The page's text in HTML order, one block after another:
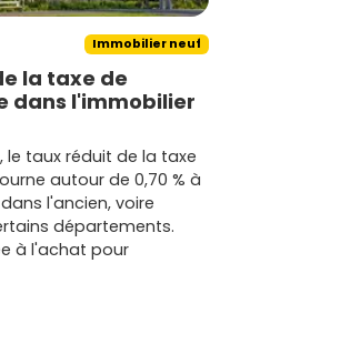
Immobilier neuf
la taxe de
dans l'immobilier
le taux réduit de la taxe
autour de 0,70 % à
l'ancien, voire
départements.
à l'achat pour